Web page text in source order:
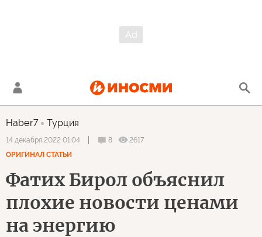
Haber7 Турция
14 декабря 2022 01:04 8
2617
ОРИГИНАЛ СТАТЬИ
Фатих Бирол объяснил
плохие новости ценами
на энергию